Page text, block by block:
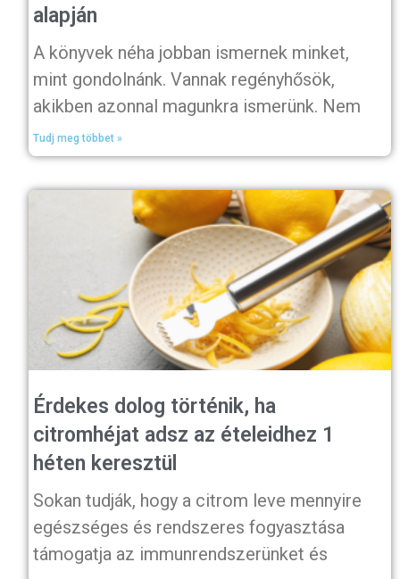
alapján
A könyvek néha jobban ismernek minket,
mint gondolnánk. Vannak regényhősök,
akikben azonnal magunkra ismerünk. Nem
Tudj meg többet »
Érdekes dolog történik, ha
citromhéjat adsz az ételeidhez 1
héten keresztül
Sokan tudják, hogy a citrom leve mennyire
egészséges és rendszeres fogyasztása
támogatja az immunrendszerünket és